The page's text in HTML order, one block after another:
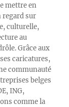
mettre en
regard sur
culturelle,
au
Grâce aux
caricatures,
communauté
belges
ING,
comme la